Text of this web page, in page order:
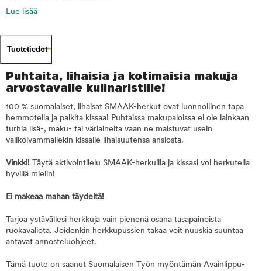
Lue lisää
Tuotetiedot
Puhtaita, lihaisia ja kotimaisia makuja
arvostavalle kulinaristille!
100 % suomalaiset, lihaisat SMAAK-herkut ovat luonnollinen tapa
hemmotella ja palkita kissaa! Puhtaissa makupaloissa ei ole lainkaan
turhia lisä-, maku- tai väriaineita vaan ne maistuvat usein
valikoivammallekin kissalle lihaisuutensa ansiosta.
Vinkki! Täytä aktivointilelu SMAAK-herkuilla ja kissasi voi herkutella
hyvillä mielin!
Ei makeaa mahan täydeltä!
Tarjoa ystävällesi herkkuja vain pienenä osana tasapainoista
ruokavaliota. Joidenkin herkkupussien takaa voit nuuskia suuntaa
antavat annosteluohjeet.
Tämä tuote on saanut Suomalaisen Työn myöntämän Avainlippu-